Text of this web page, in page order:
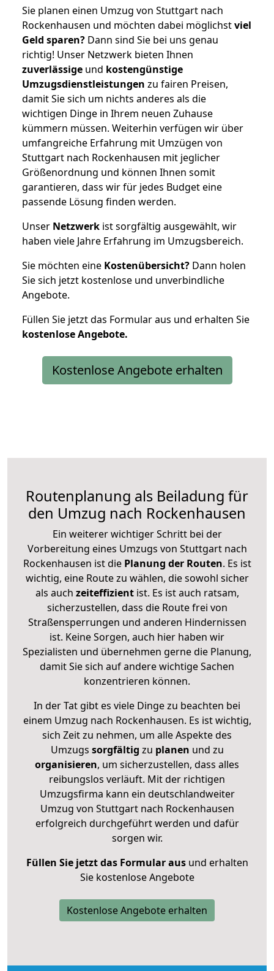
Sie planen einen Umzug von Stuttgart nach
Rockenhausen und möchten dabei möglichstviel
Geld sparen? Dann sind Sie bei uns genau
richtig! Unser Netzwerk bieten Ihnen
zuverlässige und kostengünstige
Umzugsdienstleistungen zu fairen Preisen,
damit Sie sich um nichts anderes als die
wichtigen Dinge in Ihrem neuen Zuhause
kümmern müssen. Weiterhin verfügen wir über
umfangreiche Erfahrung mit Umzügen von
Stuttgart nach Rockenhausen mit jeglicher
Größenordnung und können Ihnen somit
garantieren, dass wir für jedes Budget eine
passende Lösung finden werden.
Unser Netzwerk ist sorgfältig ausgewählt, wir
haben viele Jahre Erfahrung im Umzugsbereich.
Sie möchten eine Kostenübersicht? Dann holen
Sie sich jetzt kostenlose und unverbindliche
Angebote.
Füllen Sie jetzt das Formular aus und erhalten Sie
kostenloseAngebote.
Kostenlose Angebote erhalten
Routenplanung als Beiladung für
den Umzug nach Rockenhausen
Ein weiterer wichtiger Schritt bei der
Vorbereitung eines Umzugs von Stuttgart nach
Rockenhausen ist diePlanung der Routen. Es ist
wichtig, eine Route zu wählen, die sowohl sicher
als auch zeiteffizientist. Es ist auch ratsam,
sicherzustellen, dass die Route frei von
Straßensperrungen und anderen Hindernissen
ist. Keine Sorgen, auch hier haben wir
Spezialisten und übernehmen gerne die Planung,
damit Sie sich auf andere wichtige Sachen
konzentrieren können.
In der Tat gibt es viele Dinge zu beachten bei
einem Umzug nach Rockenhausen. Es ist wichtig,
sich Zeit zu nehmen, um alle Aspekte des
Umzugs sorgfältig zu planen und zu
organisieren, um sicherzustellen, dass alles
reibungslos verläuft. Mit der richtigen
Umzugsfirma kann ein deutschlandweiter
Umzug von Stuttgart nach Rockenhausen
erfolgreich durchgeführt werden und dafür
sorgen wir.
Füllen Sie jetzt das Formular ausund erhalten
Sie kostenlose Angebote
Kostenlose Angebote erhalten